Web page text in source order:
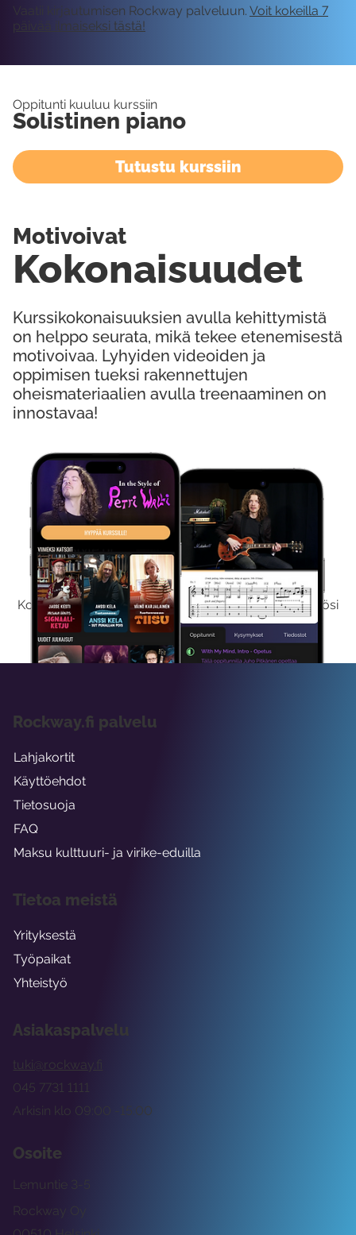
Kokeile Ilmaiseksi
Kokeilemalla ilmaiseksi saat koko sisältömme käyttöösi
viikon ajaksi.
Vaatii kirjautumisen Rockway palveluun. Voit kokeilla 7
päivää ilmaiseksi tästä!
Oppitunti kuuluu kurssiin
Solistinen piano
Tutustu kurssiin
Kurssikokonaisuuksien avulla kehittymistä
on helppo seurata, mikä tekee etenemisestä
motivoivaa. Lyhyiden videoiden ja
oppimisen tueksi rakennettujen
oheismateriaalien avulla treenaaminen on
innostavaa!
Kokonaisuudet
Motivoivat
Asiakaspalvelu
tuki@rockway.fi
Arkisin klo 09:00 -15:00
045 7731 1111
Osoite
Rockway Oy
Lemuntie 3-5
Rockway.fi palvelu
Lahjakortit
Käyttöehdot
Tietosuoja
FAQ
Maksu kulttuuri- ja virike-eduilla
Tietoa meistä
Yrityksestä
Työpaikat
Yhteistyö